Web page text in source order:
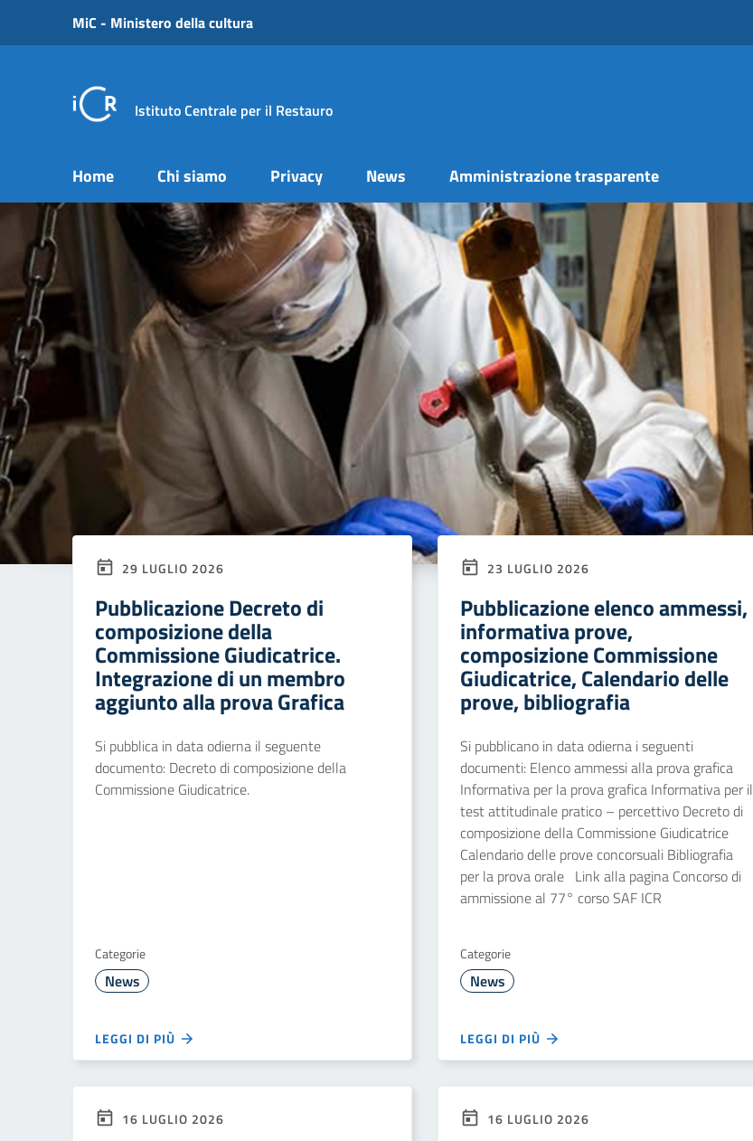
Vai ai contenuti
Vai al menu di navigazione
MiC - Ministero della cultura
Istituto Centrale per il Restauro
Home Chi siamo Privacy News Amministrazione trasparente
29 LUGLIO 2026
Pubblicazione Decreto di
composizione della
Commissione Giudicatrice.
Integrazione di un membro
aggiunto alla prova Grafica
Si pubblica in data odierna il seguente
documento: Decreto di composizione della
Commissione Giudicatrice.
Categorie
News
LEGGI DI PIÙ
23 LUGLIO 2026
Pubblicazione elenco ammessi,
informativa prove,
composizione Commissione
Giudicatrice, Calendario delle
prove, bibliografia
Si pubblicano in data odierna i seguenti
documenti: Elenco ammessi alla prova grafica
Informativa per la prova grafica Informativa per il
test attitudinale pratico – percettivo Decreto di
composizione della Commissione Giudicatrice
Calendario delle prove concorsuali Bibliografia
per la prova orale Link alla pagina Concorso di
ammissione al 77° corso SAF ICR
Categorie
News
LEGGI DI PIÙ
16 LUGLIO 2026 16 LUGLIO 2026